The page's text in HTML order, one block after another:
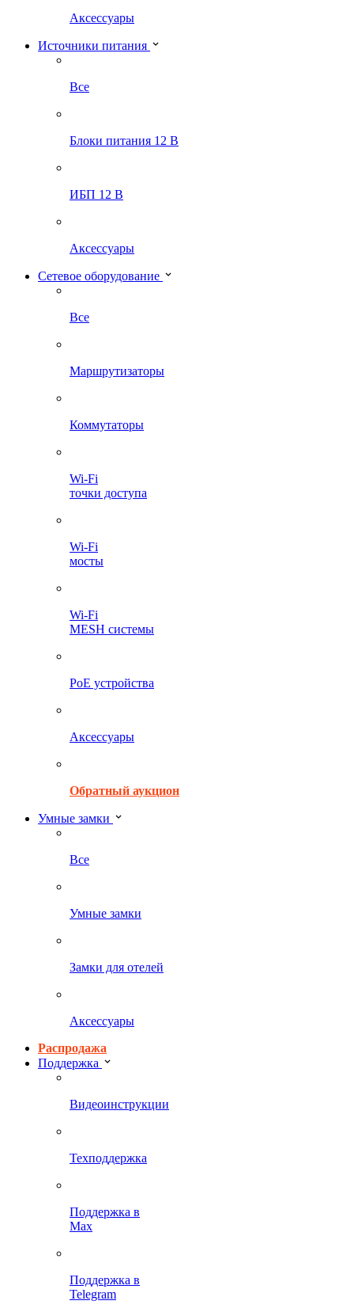
Аксессуары
Источники питания
Все
Блоки питания 12 В
ИБП 12 В
Аксессуары
Сетевое оборудование
Все
Маршрутизаторы
Коммутаторы
Wi-Fi
точки доступа
Wi-Fi
мосты
Wi-Fi
MESH системы
PoE устройства
Аксессуары
Обратный аукцион
Умные замки
Все
Умные замки
Замки для отелей
Аксессуары
Распродажа
Поддержка
Видеоинструкции
Техподдержка
Поддержка в
Max
Поддержка в
Telegram